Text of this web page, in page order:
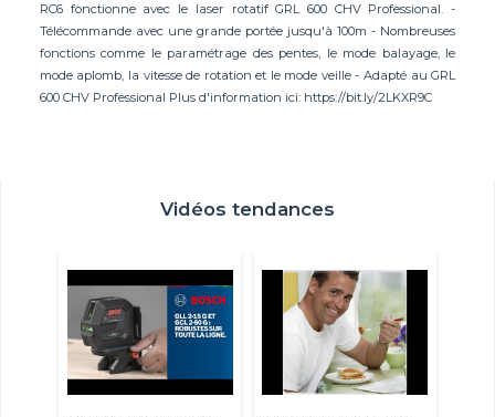
RC6 fonctionne avec le laser rotatif GRL 600 CHV Professional. -
Télécommande avec une grande portée jusqu'à 100m - Nombreuses
fonctions comme le paramétrage des pentes, le mode balayage, le
mode aplomb, la vitesse de rotation et le mode veille - Adapté au GRL
600 CHV Professional Plus d'information ici: https://bit.ly/2LKXR9C
Vidéos tendances